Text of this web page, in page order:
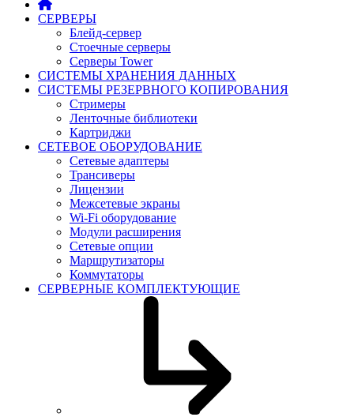
СЕРВЕРЫ
Блейд-сервер
Стоечные серверы
Серверы Tower
СИСТЕМЫ ХРАНЕНИЯ ДАННЫХ
СИСТЕМЫ РЕЗЕРВНОГО КОПИРОВАНИЯ
Стримеры
Ленточные библиотеки
Картриджи
СЕТЕВОЕ ОБОРУДОВАНИЕ
Сетевые адаптеры
Трансиверы
Лицензии
Межсетевые экраны
Wi-Fi оборудование
Модули расширения
Сетевые опции
Маршрутизаторы
Коммутаторы
СЕРВЕРНЫЕ КОМПЛЕКТУЮЩИЕ